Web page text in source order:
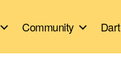
Community